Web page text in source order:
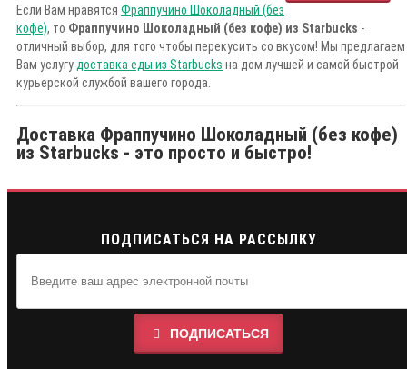
Если Вам нравятся Фраппучино Шоколадный (без
кофе), то Фраппучино Шоколадный (без кофе) из Starbucks -
отличный выбор, для того чтобы перекусить со вкусом! Мы предлагаем
Вам услугу доставка еды из Starbucks на дом лучшей и самой быстрой
курьерской службой вашего города.
Доставка Фраппучино Шоколадный (без кофе)
из Starbucks - это просто и быстро!
ПОДПИСАТЬСЯ НА РАССЫЛКУ
ПОДПИСАТЬСЯ